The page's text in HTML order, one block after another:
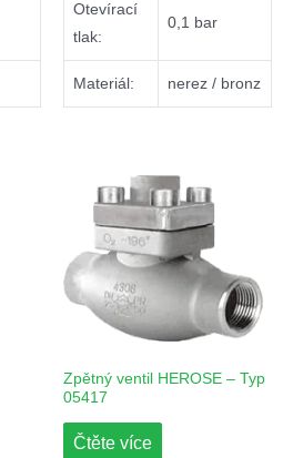
Otevírací
tlak:
0,1 bar
Materiál: nerez / bronz
Zpětný ventil HEROSE – Typ
05417
Čtěte více